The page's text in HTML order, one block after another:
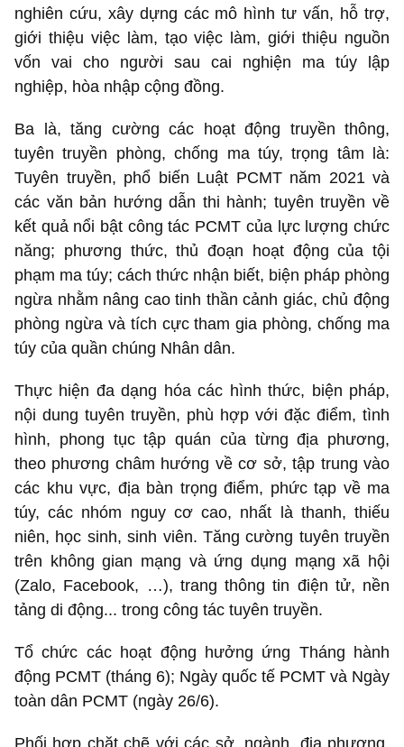
nghiên cứu, xây dựng các mô hình tư vấn, hỗ trợ,
giới thiệu việc làm, tạo việc làm, giới thiệu nguồn
vốn vai cho người sau cai nghiện ma túy lập
nghiệp, hòa nhập cộng đồng.
Ba là, tăng cường các hoạt động truyền thông,
tuyên truyền phòng, chống ma túy, trọng tâm là:
Tuyên truyền, phổ biến Luật PCMT năm 2021 và
các văn bản hướng dẫn thi hành; tuyên truyền về
kết quả nổi bật công tác PCMT của lực lượng chức
năng; phương thức, thủ đoạn hoạt động của tội
phạm ma túy; cách thức nhận biết, biện pháp phòng
ngừa nhằm nâng cao tinh thần cảnh giác, chủ động
phòng ngừa và tích cực tham gia phòng, chống ma
túy của quần chúng Nhân dân.
Thực hiện đa dạng hóa các hình thức, biện pháp,
nội dung tuyên truyền, phù hợp với đặc điểm, tình
hình, phong tục tập quán của từng địa phương,
theo phương châm hướng về cơ sở, tập trung vào
các khu vực, địa bàn trọng điểm, phức tạp về ma
túy, các nhóm nguy cơ cao, nhất là thanh, thiếu
niên, học sinh, sinh viên. Tăng cường tuyên truyền
trên không gian mạng và ứng dụng mạng xã hội
(Zalo, Facebook, …), trang thông tin điện tử, nền
tảng di động... trong công tác tuyên truyền.
Tổ chức các hoạt động hưởng ứng Tháng hành
động PCMT (tháng 6); Ngày quốc tế PCMT và Ngày
toàn dân PCMT (ngày 26/6).